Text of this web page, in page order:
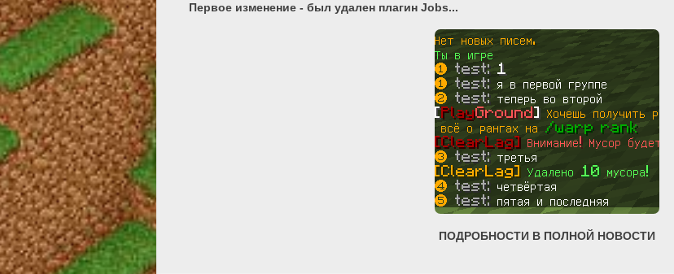
Первое изменение - был удален плагин Jobs...
ПОДРОБНОСТИ В ПОЛНОЙ НОВОСТИ